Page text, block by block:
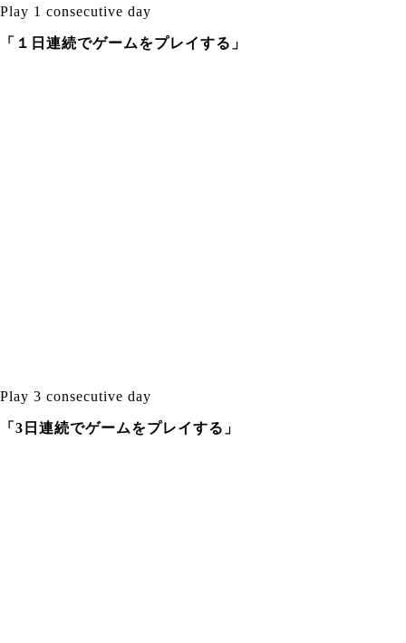
Play 1 consecutive day
「１日連続でゲームをプレイする」
Play 3 consecutive day
「3日連続でゲームをプレイする」